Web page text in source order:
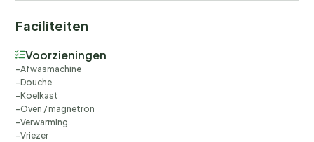
Faciliteiten
Voorzieningen
Afwasmachine
Douche
Koelkast
Oven / magnetron
Verwarming
Vriezer